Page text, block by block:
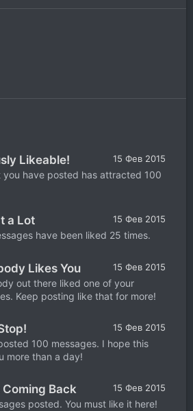
15 Фев 2015
Likeable!
you have posted has attracted 100
15 Фев 2015
a Lot
have been liked 25 times.
15 Фев 2015
Likes You
out there liked one of your
Keep posting like that for more!
15 Фев 2015
100 messages. I hope this
more than a day!
15 Фев 2015
Coming Back
posted. You must like it here!